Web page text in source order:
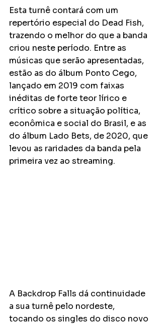
Esta turnê contará com um
repertório especial do Dead Fish,
trazendo o melhor do que a banda
criou neste período. Entre as
músicas que serão apresentadas,
estão as do álbum Ponto Cego,
lançado em 2019 com faixas
inéditas de forte teor lírico e
crítico sobre a situação política,
econômica e social do Brasil, e as
do álbum Lado Bets, de 2020, que
levou as raridades da banda pela
primeira vez ao streaming.
A Backdrop Falls dá continuidade
a sua turnê pelo nordeste,
tocando os singles do disco novo